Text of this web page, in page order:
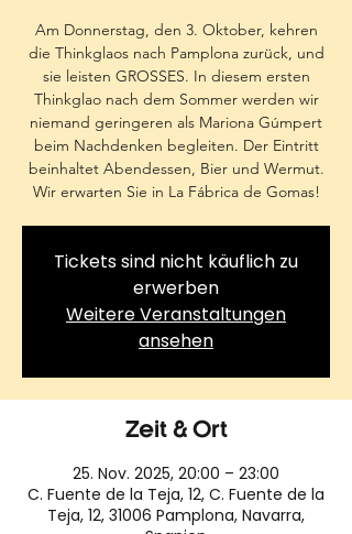
Am Donnerstag, den 3. Oktober, kehren
die Thinkglaos nach Pamplona zurück, und
sie leisten GROSSES. In diesem ersten
Thinkglao nach dem Sommer werden wir
niemand geringeren als Mariona Gúmpert
beim Nachdenken begleiten. Der Eintritt
beinhaltet Abendessen, Bier und Wermut.
Wir erwarten Sie in La Fábrica de Gomas!
Tickets sind nicht käuflich zu
erwerben
Weitere Veranstaltungen
ansehen
Zeit & Ort
25. Nov. 2025, 20:00 – 23:00
C. Fuente de la Teja, 12, C. Fuente de la
Teja, 12, 31006 Pamplona, Navarra,